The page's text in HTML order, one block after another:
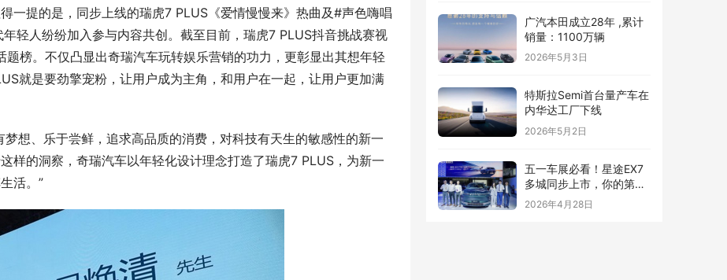
一提的是，同步上线的瑞虎7 PLUS《爱情慢慢来》热曲及#声色嗨唱
轻人纷纷加入参与内容共创。截至目前，瑞虎7 PLUS抖音挑战赛视
榜。不仅凸显出奇瑞汽车玩转娱乐营销的功力，更彰显出其想年轻
就是要劲擎宠粉，让用户成为主角，和用户在一起，让用户更加满
想、乐于尝鲜，追求高品质的消费，对科技有天生的敏感性的新一
样的洞察，奇瑞汽车以年轻化设计理念打造了瑞虎7 PLUS，为新一
活。”
广汽本田成立28年 ,累计
销量：1100万辆
2026年5月3日
特斯拉Semi首台量产车在
内华达工厂下线
2026年5月2日
五一车展必看！星途EX7
多城同步上市，你的第一
台“陆上专机”来了
2026年4月28日